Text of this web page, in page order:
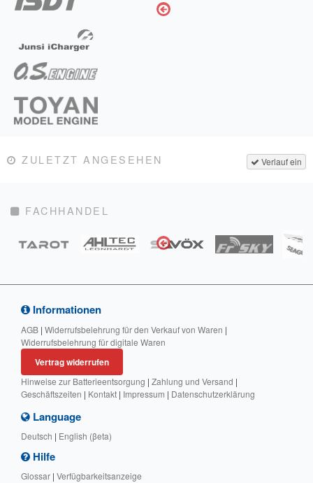
Verlauf ein
ZULETZT ANGESEHEN
FACHHANDEL
Informationen
AGB | Widerrufsbelehrung für den Verkauf von Waren |
Widerrufsbelehrung für digitale Waren
Vertrag widerrufen
Hinweise zur Batterieentsorgung | Zahlung und Versand |
Geschäftszeiten | Kontakt | Impressum | Datenschutzerklärung
Language
Deutsch | English (βeta)
Hilfe
Glossar | Verfügbarkeitsanzeige